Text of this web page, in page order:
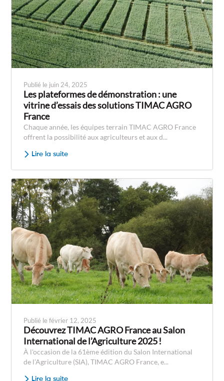
Publié le juin 24, 2025
Les plateformes de démonstration : une
vitrine d’essais des solutions TIMAC AGRO
France
Chaque année, les équipes terrain TIMAC AGRO France
offrent la possibilité aux agriculteurs et aux d...
Lire la suite
Publié le février 12, 2025
Découvrez TIMAC AGRO France au Salon
International de l’Agriculture 2025 !
À l'occasion de la 61ème édition du Salon International
de l’Agriculture (SIA), TIMAC AGRO France, e...
Lire la suite